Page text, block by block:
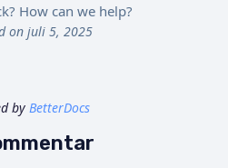
How can we help?
on juli 5, 2025
by BetterDocs